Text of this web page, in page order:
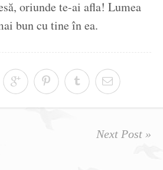
oriunde te-ai afla! Lumea
bun cu tine în ea.
Next Post »